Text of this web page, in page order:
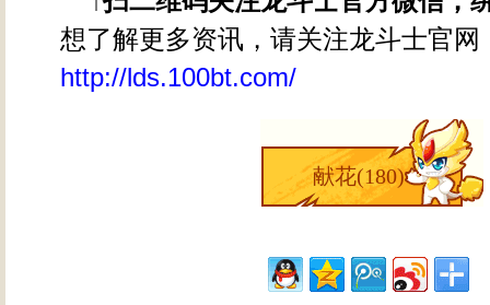
想了解更多资讯，请关注龙斗士官网
http://lds.100bt.com/
献花(180)